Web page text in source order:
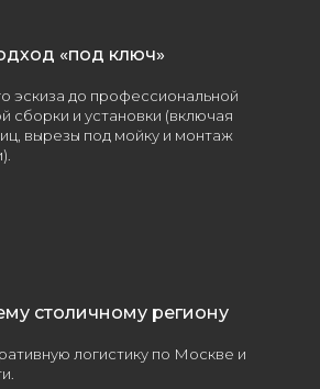
«под ключ»
эскиза до профессиональной
сборки и установки (включая
вырезы под мойку и монтаж
столичному региону
логистику по Москве и